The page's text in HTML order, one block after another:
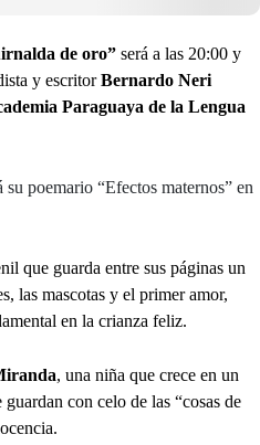
de oro” será a las 20:00 y
y escritorBernardo Neri
Paraguaya de la Lengua
poemario “Efectos maternos” en
que guarda entre sus páginas un
las mascotas y el primer amor,
en la crianza feliz.
, una niña que crece en un
con celo de las “cosas de